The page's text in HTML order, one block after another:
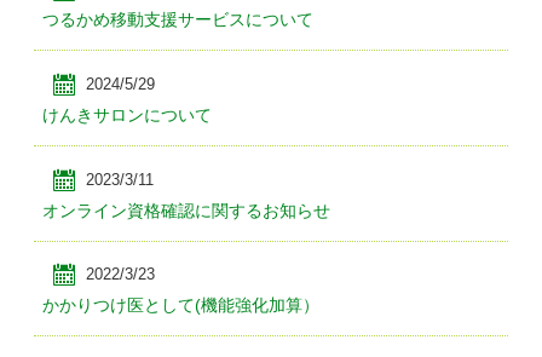
つるかめ移動支援サービスについて
2024/5/29
けんきサロンについて
2023/3/11
オンライン資格確認に関するお知らせ
2022/3/23
かかりつけ医として(機能強化加算）